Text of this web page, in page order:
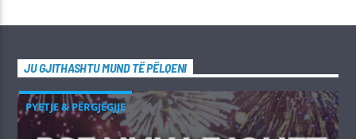
JU GJITHASHTU MUND TË PËLQENI
PYETJE & PËRGJËGJJE